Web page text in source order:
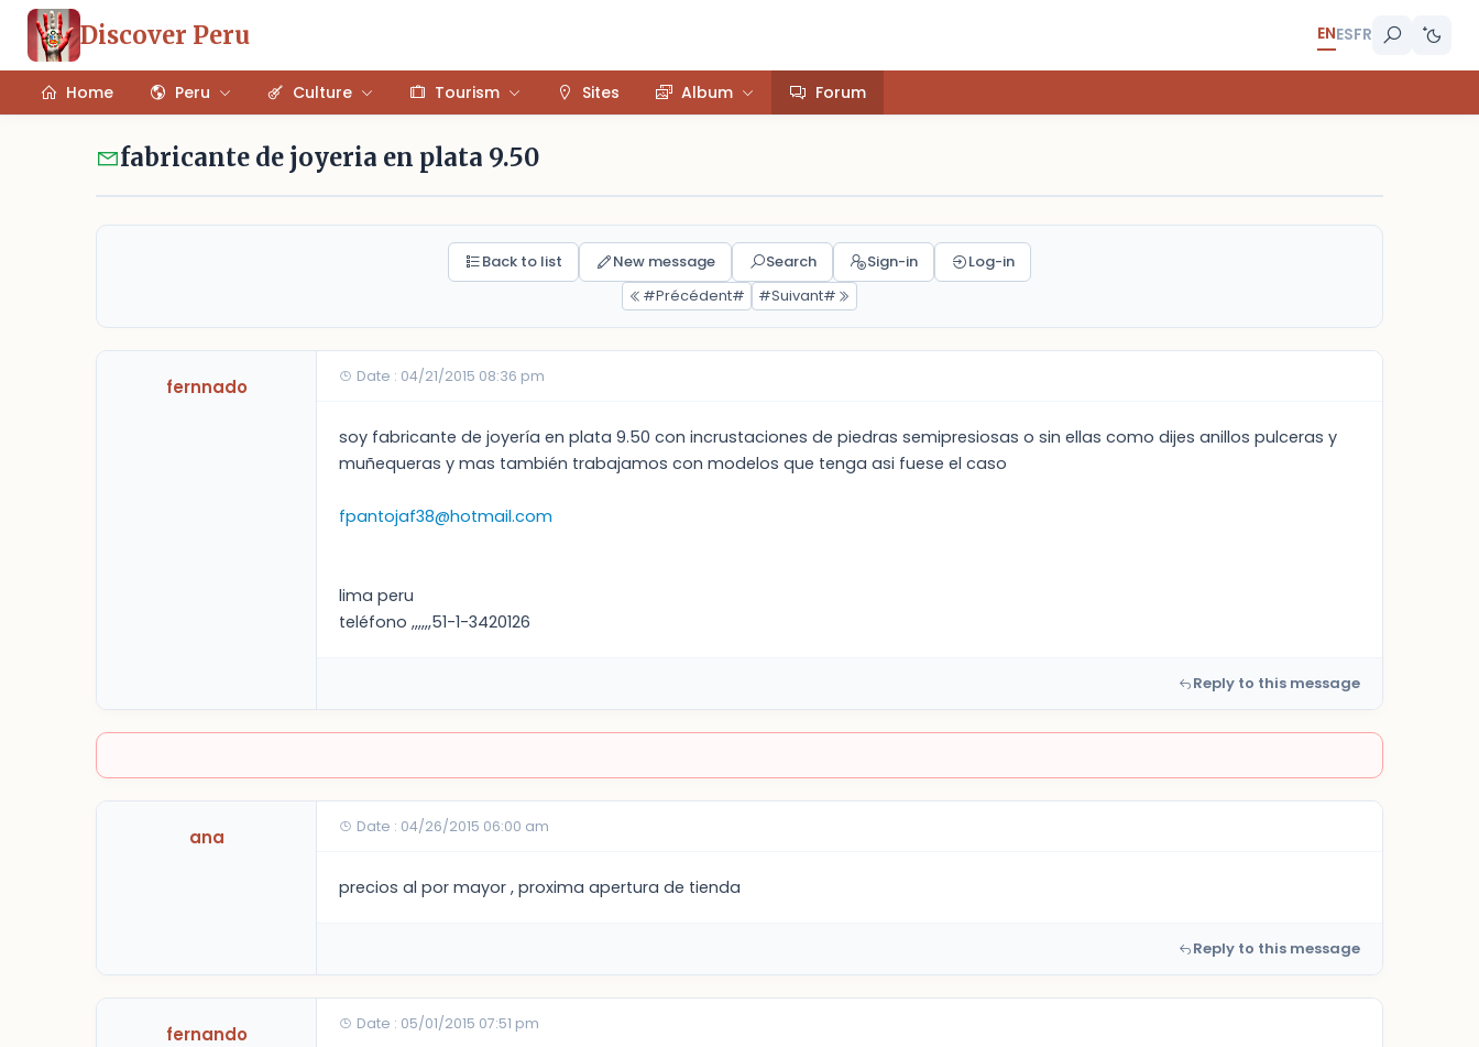
Discover Peru ENESFR
Home Peru Culture Tourism Sites Album Forum
fabricante de joyeria en plata 9.50
Back to list New message Search Sign-in
Log-in
#Précédent#
#Suivant#
fernnado Date : 04/21/2015 08:36 pm
soy fabricante de joyería en plata 9.50 con incrustaciones de piedras semipresiosas o sin ellas como dijes anillos pulceras y
muñequeras y mas también trabajamos con modelos que tenga asi fuese el caso
fpantojaf38@hotmail.com
lima peru
teléfono ,,,,,,51-1-3420126
Reply to this message
ana Date : 04/26/2015 06:00 am
precios al por mayor , proxima apertura de tienda
Reply to this message
fernando Date : 05/01/2015 07:51 pm